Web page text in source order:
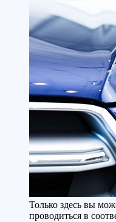
Только здесь вы
проводиться в